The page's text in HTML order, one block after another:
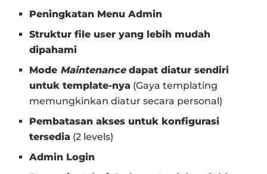
Peningkatan Menu Admin
Struktur file user yang lebih mudah
dipahami
Mode Maintenancedapat diatur sendiri
untuk template-nya (Gaya templating
memungkinkan diatur secara personal)
Pembatasan akses untuk konfigurasi
tersedia (2 levels)
Admin Login